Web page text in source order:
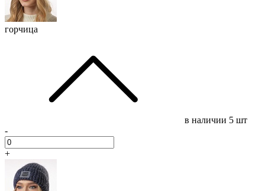
горчица
в наличии 5 шт
-
+